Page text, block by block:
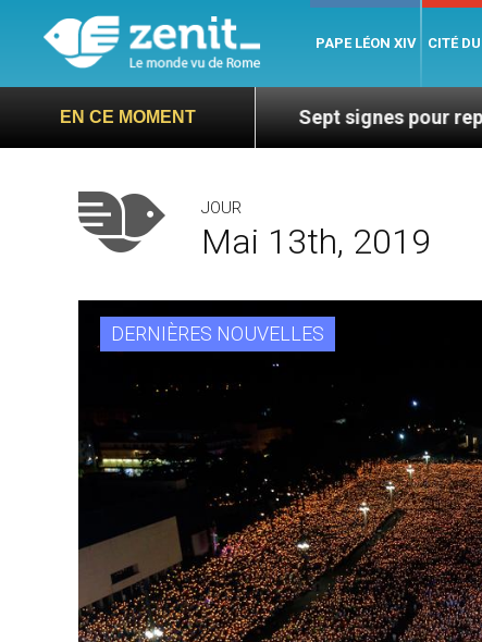
PAPE LÉON XIV CITÉ
EN CE MOMENT
Mata Sept signes pour repérer les dérives
JOUR
Mai 13th, 2019
DERNIÈRES NOUVELLES